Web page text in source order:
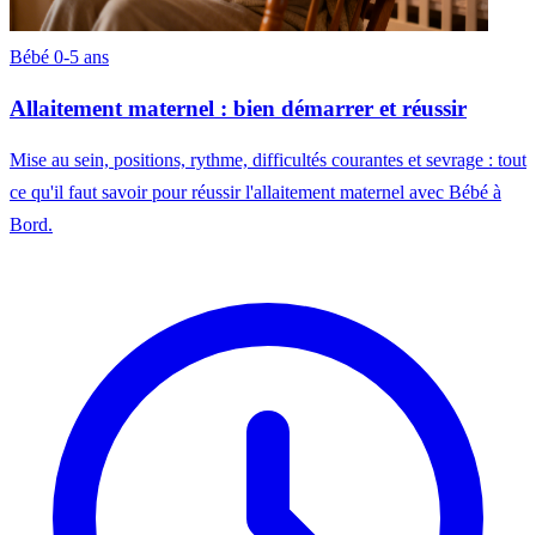
Bébé 0-5 ans
Allaitement maternel : bien démarrer et réussir
Mise au sein, positions, rythme, difficultés courantes et sevrage : tout
ce qu'il faut savoir pour réussir l'allaitement maternel avec Bébé à
Bord.